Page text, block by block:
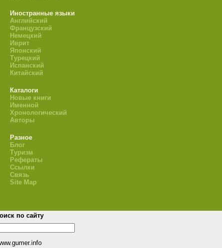
Иностранные языки
Английский
Французский
Немецкий
Иврит
Японский
Турецкий
Испанский
Китайский
Каталоги
Новые книги
Именной
Хронологический
Авторы
Разное
Блог
Туризм
Рефераты
Ссылки
Связь
Site Map
по сайту